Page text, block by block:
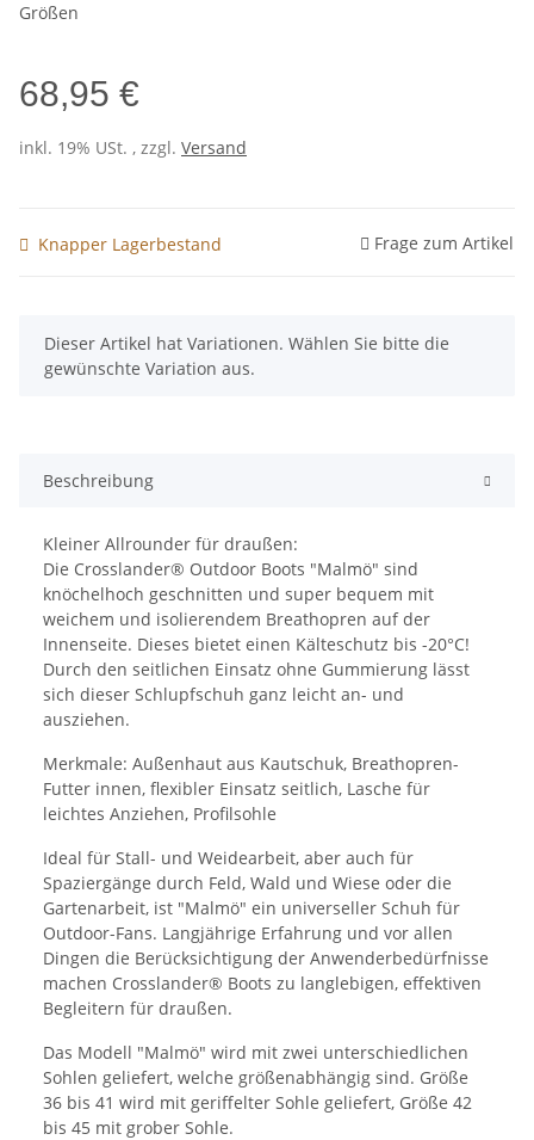
Größen
68,95 €
inkl. 19% USt. , zzgl. Versand
Knapper Lagerbestand Frage zum Artikel
x
Dieser Artikel hat Variationen. Wählen Sie bitte die
gewünschte Variation aus.
Beschreibung
Kleiner Allrounder für draußen:
Die Crosslander® Outdoor Boots "Malmö" sind
knöchelhoch geschnitten und super bequem mit
weichem und isolierendem Breathopren auf der
Innenseite. Dieses bietet einen Kälteschutz bis -20°C!
Durch den seitlichen Einsatz ohne Gummierung lässt
sich dieser Schlupfschuh ganz leicht an- und
ausziehen.
Merkmale: Außenhaut aus Kautschuk, Breathopren-
Futter innen, flexibler Einsatz seitlich, Lasche für
leichtes Anziehen, Profilsohle
Ideal für Stall- und Weidearbeit, aber auch für
Spaziergänge durch Feld, Wald und Wiese oder die
Gartenarbeit, ist "Malmö" ein universeller Schuh für
Outdoor-Fans. Langjährige Erfahrung und vor allen
Dingen die Berücksichtigung der Anwenderbedürfnisse
machen Crosslander® Boots zu langlebigen, effektiven
Begleitern für draußen.
Das Modell "Malmö" wird mit zwei unterschiedlichen
Sohlen geliefert, welche größenabhängig sind. Größe
36 bis 41 wird mit geriffelter Sohle geliefert, Größe 42
bis 45 mit grober Sohle.